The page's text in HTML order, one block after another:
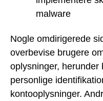
malware
Nogle omdirigerede
overbevise brugere
oplysninger, herunder
personlige
kontooplysninger.